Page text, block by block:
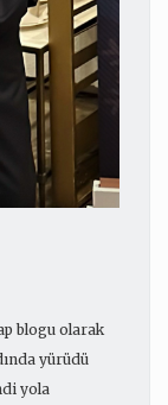
blogu olarak
yürüdü
yola